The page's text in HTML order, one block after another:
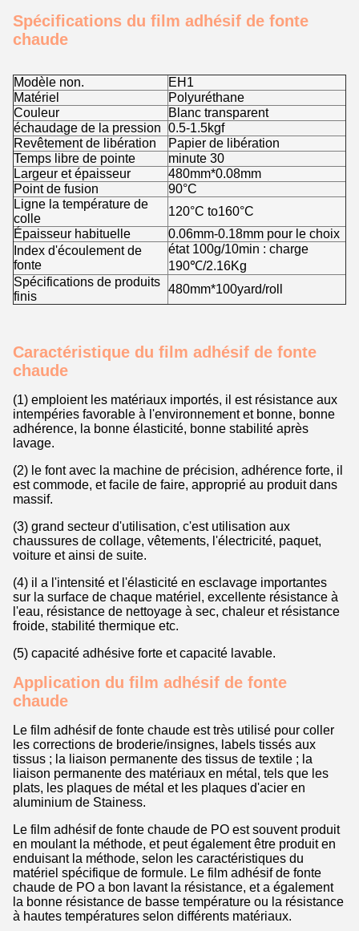
Spécifications du film adhésif de fonte
chaude
Modèle non.
EH1
Matériel
Polyuréthane
Couleur
Blanc transparent
échaudage de la pression 0.5-1.5kgf
Revêtement de libération
Papier de libération
Temps libre de pointe
minute 30
Largeur et épaisseur
480mm*0.08mm
Point de fusion
90°C
Ligne la température de
colle
120°C to160°C
Épaisseur habituelle
0.06mm-0.18mm pour le choix
Index d'écoulement de
fonte
état 100g/10min : charge
190℃/2.16Kg
Spécifications de produits
finis
480mm*100yard/roll
Caractéristique du film adhésif de fonte
chaude
(1) emploient les matériaux importés, il est résistance aux
intempéries favorable à l'environnement et bonne, bonne
adhérence, la bonne élasticité, bonne stabilité après
lavage.
(2) le font avec la machine de précision, adhérence forte, il
est commode, et facile de faire, approprié au produit dans
massif.
(3) grand secteur d'utilisation, c'est utilisation aux
chaussures de collage, vêtements, l'électricité, paquet,
voiture et ainsi de suite.
(4) il a l'intensité et l'élasticité en esclavage importantes
sur la surface de chaque matériel, excellente résistance à
l'eau, résistance de nettoyage à sec, chaleur et résistance
froide, stabilité thermique etc.
(5) capacité adhésive forte et capacité lavable.
Application du film adhésif de fonte
chaude
Le film adhésif de fonte chaude est très utilisé pour coller
les corrections de broderie/insignes, labels tissés aux
tissus ; la liaison permanente des tissus de textile ; la
liaison permanente des matériaux en métal, tels que les
plats, les plaques de métal et les plaques d'acier en
aluminium de Stainess.
Le film adhésif de fonte chaude de PO est souvent produit
en moulant la méthode, et peut également être produit en
enduisant la méthode, selon les caractéristiques du
matériel spécifique de formule. Le film adhésif de fonte
chaude de PO a bon lavant la résistance, et a également
la bonne résistance de basse température ou la résistance
à hautes températures selon différents matériaux.